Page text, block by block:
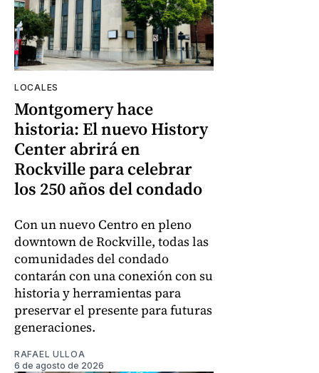
LOCALES
Montgomery hace
historia: El nuevo History
Center abrirá en
Rockville para celebrar
los 250 años del condado
Con un nuevo Centro en pleno
downtown de Rockville, todas las
comunidades del condado
contarán con una conexión con su
historia y herramientas para
preservar el presente para futuras
generaciones.
RAFAEL ULLOA
6 de agosto de 2026